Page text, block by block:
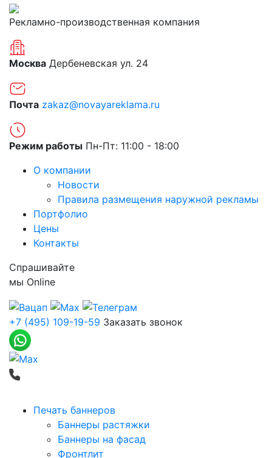
Рекламно-производственная компания
Москва Дербеневская ул. 24
Почта zakaz@novayareklama.ru
Режим работы Пн-Пт: 11:00 - 18:00
О компании
Новости
Правила размещения наружной рекламы
Портфолио
Цены
Контакты
Спрашивайте
мы Online
+7 (495) 109-19-59 Заказать звонок
Печать баннеров
Баннеры растяжки
Баннеры на фасад
Фронтлит